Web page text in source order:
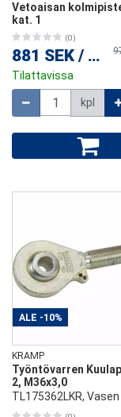
Vetoaisan
kat. 1
(0)
881 SEK / kpl
Tilattavissa
kpl
ALE -10%
KRAMP
Työntövarren
2, M36x3,0
TL175362LKR, Vasen